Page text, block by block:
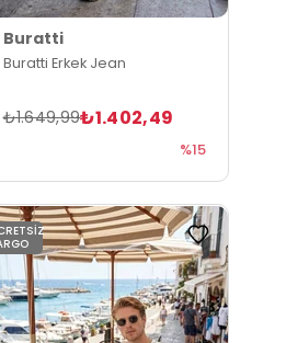
Buratti
Buratti Erkek Jean
₺1.402,49
₺1.649,99
%15